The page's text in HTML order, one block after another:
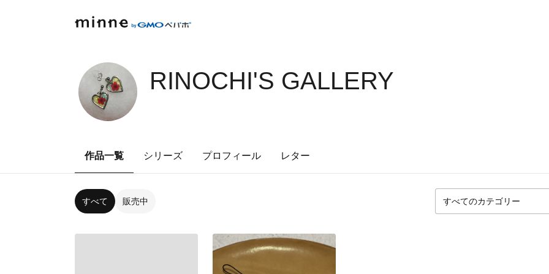
RINOCHI'S GALLERY
作品一覧 シリーズ プロフィール レター
すべて 販売中